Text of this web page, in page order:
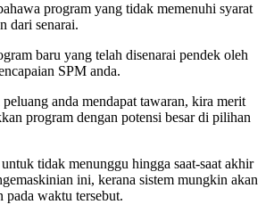
program yang tidak memenuhi syarat
dari senarai.
baru yang telah disenarai pendek oleh
SPM anda.
anda mendapat tawaran, kira merit
program dengan potensi besar di pilihan
tidak menunggu hingga saat-saat akhir
ini, kerana sistem mungkin akan
pada waktu tersebut.